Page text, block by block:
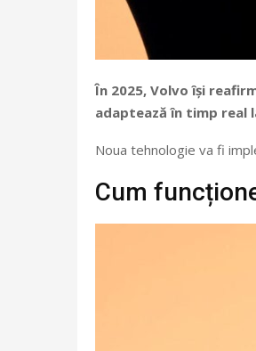
În 2025, Volvo își
adaptează în timp real
Noua tehnologie va fi
Cum